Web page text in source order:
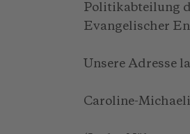
Politikabteilung
Evangelischer
Unsere Adresse
Caroline-